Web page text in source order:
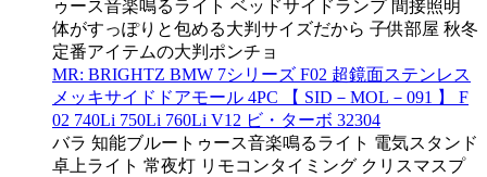
ゥース音楽鳴るライト ベッドサイドランプ 間接照明
体がすっぽりと包める大判サイズだから 子供部屋 秋冬
定番アイテムの大判ポンチョ
MR: BRIGHTZ BMW 7シリーズ F02 超鏡面ステンレス
メッキサイドドアモール 4PC 【 SID－MOL－091 】 F
02 740Li 750Li 760Li V12 ビ・ターボ 32304
バラ 知能ブルートゥース音楽鳴るライト 電気スタンド
卓上ライト 常夜灯 リモコンタイミング クリスマスプ